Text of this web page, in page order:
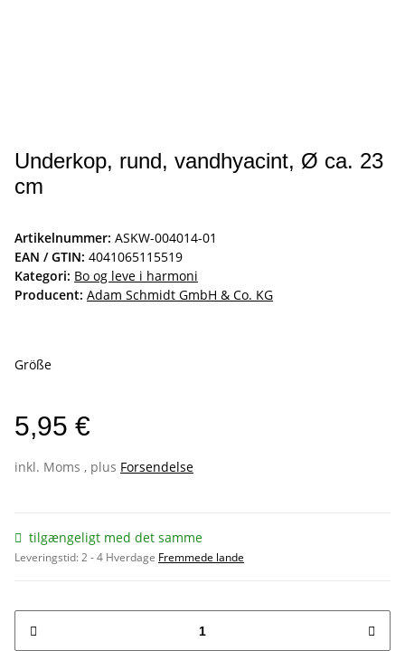
Underkop, rund, vandhyacint, Ø ca. 23
cm
Artikelnummer: ASKW-004014-01
EAN / GTIN: 4041065115519
Kategori: Bo og leve i harmoni
Producent: Adam Schmidt GmbH & Co. KG
Größe
5,95 €
inkl. Moms , plus Forsendelse
tilgængeligt med det samme
Leveringstid:2 - 4 Hverdage Fremmede lande